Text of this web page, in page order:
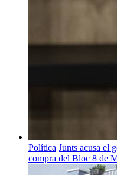
Política Junts acusa el
compra del Bloc 8 de